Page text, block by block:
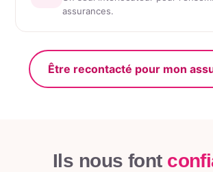
assurances.
Être recontacté pour mon
Ils nous font